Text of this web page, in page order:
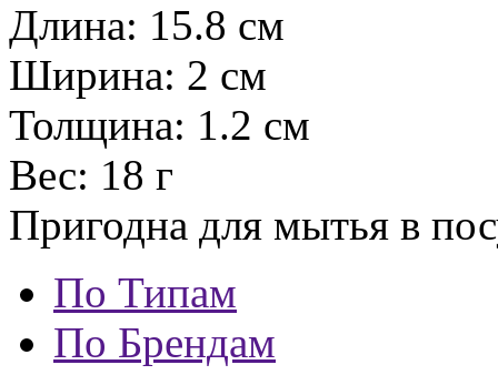
Длина: 15.8 см
Ширина: 2 см
Толщина: 1.2 см
Вес: 18 г
Пригодна для мытья в
По Типам
По Брендам